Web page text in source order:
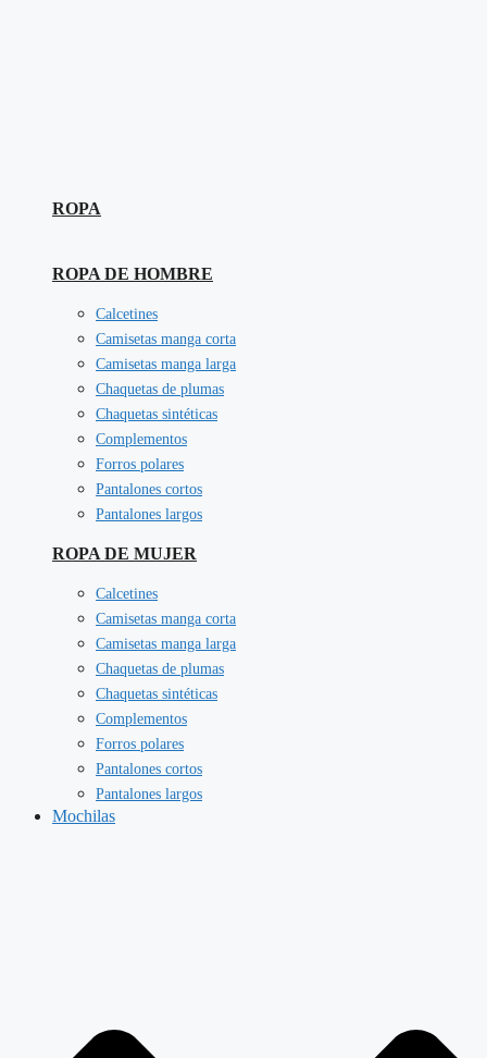
ROPA
ROPA DE HOMBRE
Calcetines
Camisetas manga corta
Camisetas manga larga
Chaquetas de plumas
Chaquetas sintéticas
Complementos
Forros polares
Pantalones cortos
Pantalones largos
ROPA DE MUJER
Calcetines
Camisetas manga corta
Camisetas manga larga
Chaquetas de plumas
Chaquetas sintéticas
Complementos
Forros polares
Pantalones cortos
Pantalones largos
Mochilas